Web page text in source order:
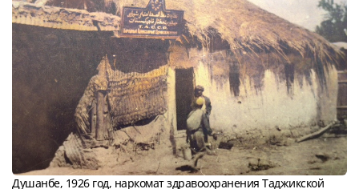
Душанбе, 1926 год, наркомат здравоохранения Таджикской